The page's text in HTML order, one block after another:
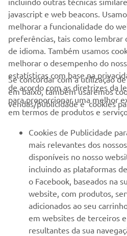
SITE OFICIAL DA
EMPRESA
PARA EMPRESAS
MAIS YAMAHA
SERVIÇO E SUPORTE
NEWSLETTER
Seja o primeiro a saber das últimas
javascript e web beacons.
melhorar a funcionalidade do
preferências, tais como lembrar
de idioma. Também usamos
melhorar o desempenho do
estatísticas com base na
de acordo com as diretrizes da
para proporcionar uma melhor
em termos de produtos e
Se concordar com a utilização
em baixo, também usaremos
vendas/publicidade e cookies
mais relevantes dos
disponíveis no nosso
incluindo as plataformas
o Facebook, baseados na
website, com produtos,
adicionados ao seu
em websites de terceiros
resultantes da sua